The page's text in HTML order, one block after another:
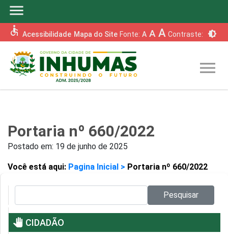
menu
accessible Acessibilidade Mapa do Site Fonte: A A A Contraste: brightness_6
menu
Portaria nº 660/2022
Postado em: 19 de junho de 2025
Você está aqui: Pagina Inicial > Portaria nº 660/2022
Pesquisar
pan_tool CIDADÃO